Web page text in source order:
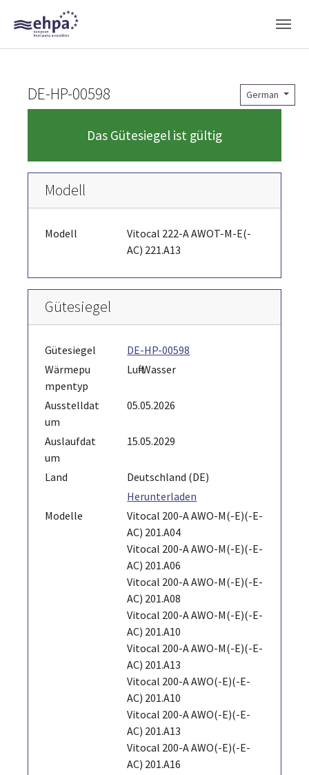
Skip to main navigation
Skip to main content
Skip to page footer
German
DE-HP-00598
Das Gütesiegel ist gültig
Modell
Modell
Vitocal 222-A AWOT-M-E(-
AC) 221.A13
Gütesiegel
Gütesiegel
DE-HP-00598
Wärmepu
mpentyp
Luft-Wasser
Ausstelldat
um
05.05.2026
Auslaufdat
um
15.05.2029
Land
Deutschland (DE)
Herunterladen
Modelle
Vitocal 200-A AWO-M(-E)(-E-
AC) 201.A04
Vitocal 200-A AWO-M(-E)(-E-
AC) 201.A06
Vitocal 200-A AWO-M(-E)(-E-
AC) 201.A08
Vitocal 200-A AWO-M(-E)(-E-
AC) 201.A10
Vitocal 200-A AWO-M(-E)(-E-
AC) 201.A13
Vitocal 200-A AWO(-E)(-E-
AC) 201.A10
Vitocal 200-A AWO(-E)(-E-
AC) 201.A13
Vitocal 200-A AWO(-E)(-E-
AC) 201.A16